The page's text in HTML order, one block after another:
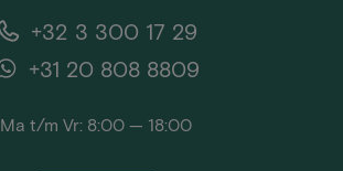
+32 3 300 17 29
+31 20 808 8809
Ma t/m Vr: 8:00 — 18:00